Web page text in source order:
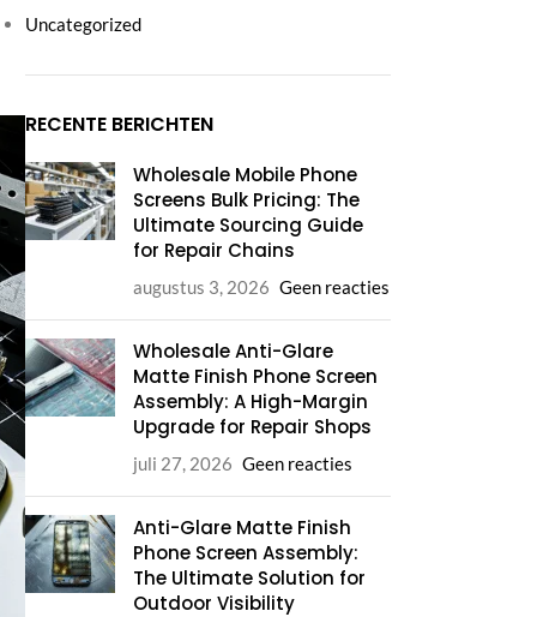
Uncategorized
RECENTE BERICHTEN
Wholesale Mobile Phone
Screens Bulk Pricing: The
Ultimate Sourcing Guide
for Repair Chains
augustus 3, 2026 Geen reacties
Wholesale Anti-Glare
Matte Finish Phone Screen
Assembly: A High-Margin
Upgrade for Repair Shops
juli 27, 2026 Geen reacties
Anti-Glare Matte Finish
Phone Screen Assembly:
The Ultimate Solution for
Outdoor Visibility